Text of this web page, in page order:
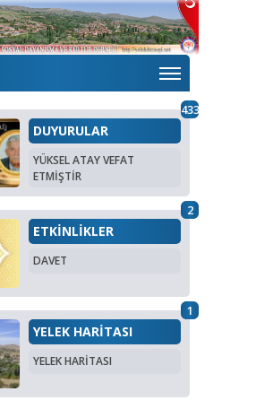
433
DUYURULAR
YÜKSEL ATAY VEFAT
ETMİŞTİR
2
ETKİNLİKLER
DAVET
1
YELEK HARİTASI
YELEK HARİTASI